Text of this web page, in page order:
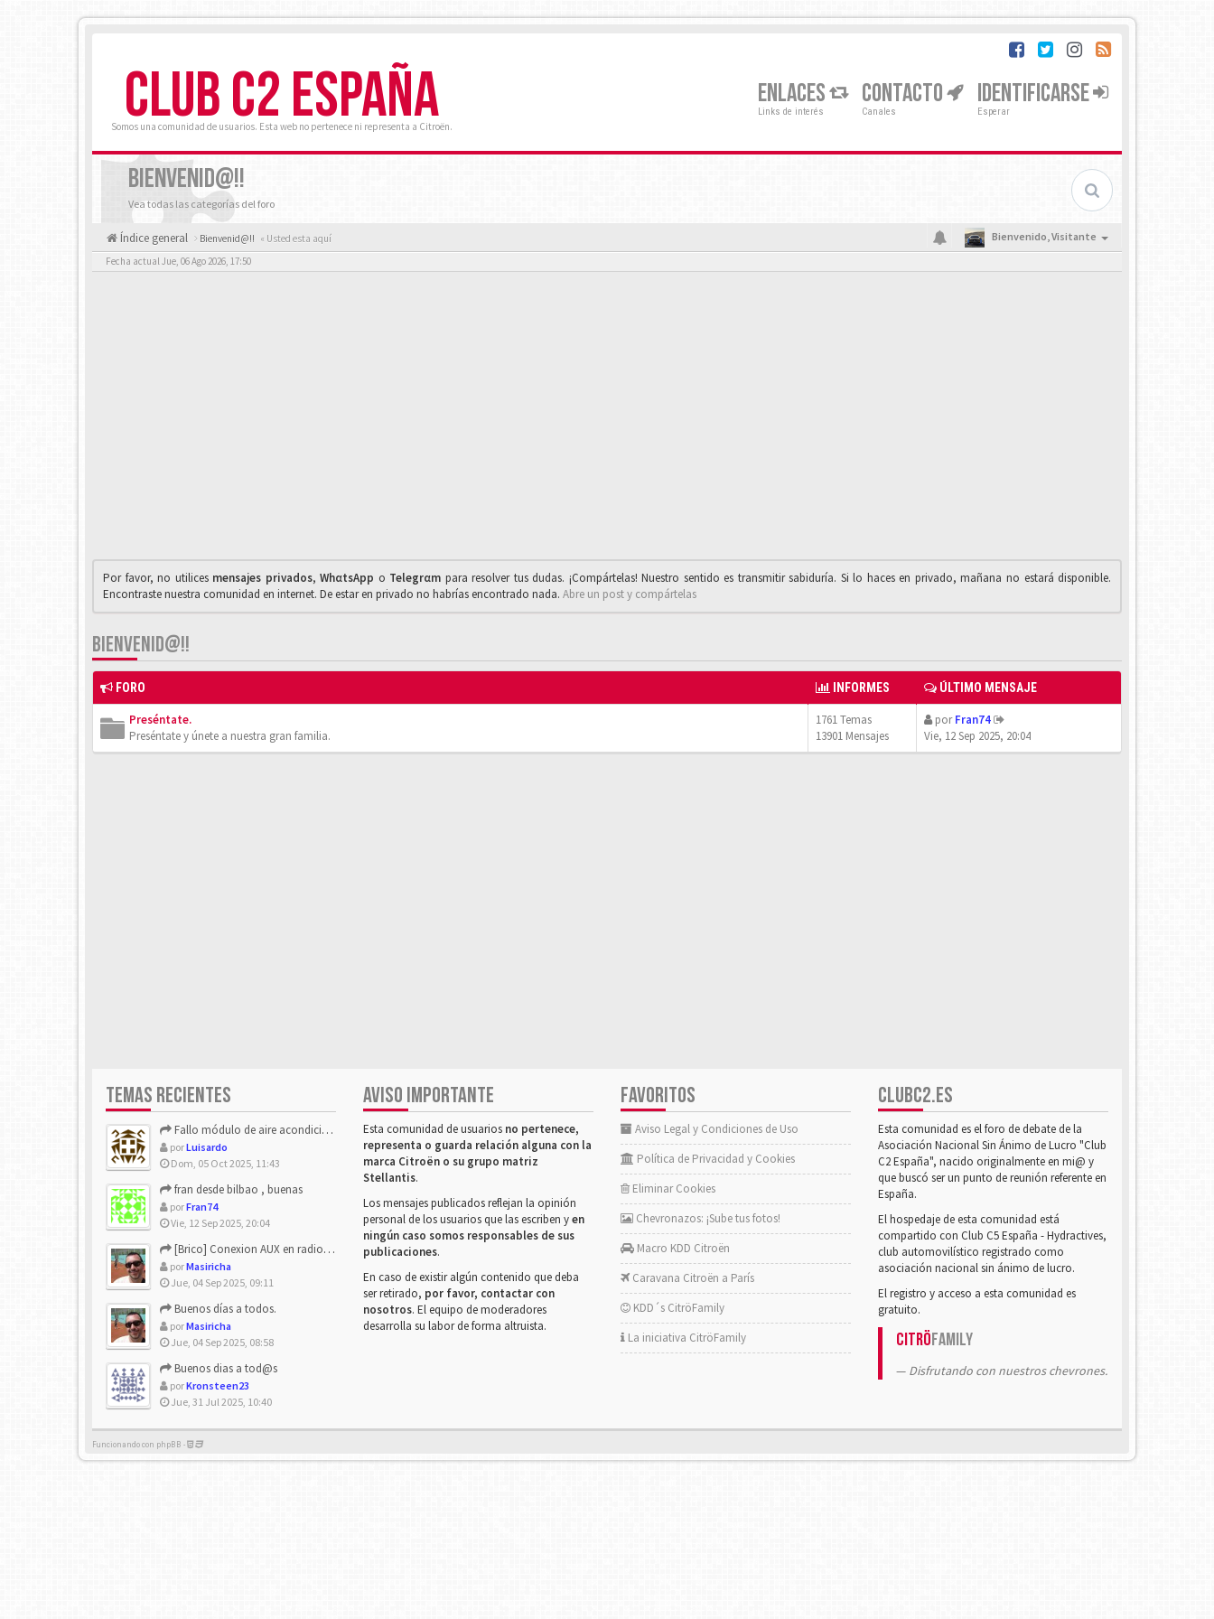
CLUB C2 ESPAÑA
Somos una comunidad de usuarios. Esta web no pertenece ni representa a Citroën.
ENLACES
Links de interés
CONTACTO
Canales
IDENTIFICARSE
Esperar
BIENVENID@!!
Vea todas las categorías del foro
Índice general Bienvenid@!! « Usted esta aquí Bienvenido,Visitante
Fecha actual Jue, 06 Ago 2026, 17:50
Por favor, no utilices mensajes privados,WhαtsApp o Telegrαm para resolver tus dudas. ¡Compártelas! Nuestro sentido es transmitir sabiduría. Si lo haces en privado, mañana no estará disponible.
Encontraste nuestra comunidad en internet. De estar en privado no habrías encontrado nada. Abre un post y compártelas
BIENVENID@!!
FORO INFORMES ÚLTIMO MENSAJE
Preséntate.
Preséntate y únete a nuestra gran familia.
1761 Temas
13901 Mensajes
porFran74
Vie, 12 Sep 2025, 20:04
TEMAS RECIENTES
Fallo módulo de aire acondicionado
porLuisardo
Dom, 05 Oct 2025, 11:43
fran desde bilbao , buenas
porFran74
Vie, 12 Sep 2025, 20:04
[Brico] Conexion AUX en radio de origen
porMasiricha
Jue, 04 Sep 2025, 09:11
Buenos días a todos.
porMasiricha
Jue, 04 Sep 2025, 08:58
Buenos dias a tod@s
porKronsteen23
Jue, 31 Jul 2025, 10:40
AVISO IMPORTANTE
Esta comunidad de usuarios no pertenece,
representa o guarda relación alguna con la
marca Citroën o su grupo matriz
Stellantis.
Los mensajes publicados reflejan la opinión
personal de los usuarios que las escriben yen
ningún caso somos responsables de sus
publicaciones.
En caso de existir algún contenido que deba
ser retirado, por favor, contactar con
nosotros. El equipo de moderadores
desarrolla su labor de forma altruista.
FAVORITOS
Aviso Legal y Condiciones de Uso
Política de Privacidad y Cookies
Eliminar Cookies
Chevronazos: ¡Sube tus fotos!
Macro KDD Citroën
Caravana Citroën a París
KDD´s CitröFamily
La iniciativa CitröFamily
CLUBC2.ES
Esta comunidad es el foro de debate de la
Asociación Nacional Sin Ánimo de Lucro "Club
C2 España", nacido originalmente en mi@ y
que buscó ser un punto de reunión referente en
España.
El hospedaje de esta comunidad está
compartido con Club C5 España - Hydractives,
club automovilístico registrado como
asociación nacional sin ánimo de lucro.
El registro y acceso a esta comunidad es
gratuito.
CitröFamily
Disfrutando con nuestros chevrones.
Funcionando con phpBB -